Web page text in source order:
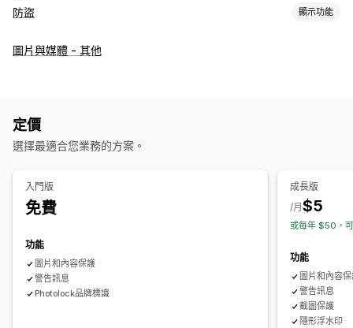
防盜 顯示功能
保護資產
複製和貼上
儲存圖片 隨意拖放 檢查元素
圖片與媒體 - 其他
定價
選擇最適合您業務的方案。
入門版
免費
功能
圖片和內容保護
警告訊息
Photolock品牌標識
成長版
$5
/月
或每年 $50，
功能
圖片和內容
警告訊息
截圖保護
隱形浮水印